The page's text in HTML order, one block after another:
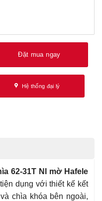
Đặt mua ngay
Hệ thống đại lý
62-31T NI mờ Hafele
dụng với thiết kế kết
chìa khóa bên ngoài,